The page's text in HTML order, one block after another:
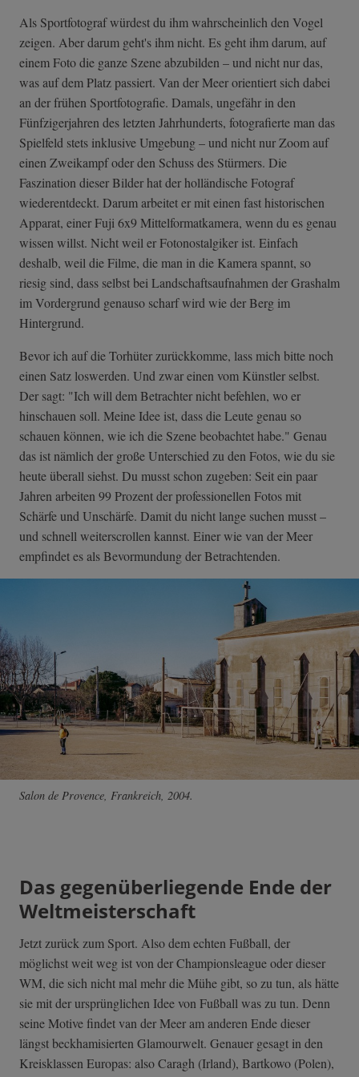
Als Sportfotograf würdest du ihm wahrscheinlich den Vogel
zeigen. Aber darum geht's ihm nicht. Es geht ihm darum, auf
einem Foto die ganze Szene abzubilden – und nicht nur das,
was auf dem Platz passiert. Van der Meer orientiert sich dabei
an der frühen Sportfotografie. Damals, ungefähr in den
Fünfzigerjahren des letzten Jahrhunderts, fotografierte man das
Spielfeld stets inklusive Umgebung – und nicht nur Zoom auf
einen Zweikampf oder den Schuss des Stürmers. Die
Faszination dieser Bilder hat der holländische Fotograf
wiederentdeckt. Darum arbeitet er mit einen fast historischen
Apparat, einer Fuji 6x9 Mittelformatkamera, wenn du es genau
wissen willst. Nicht weil er Fotonostalgiker ist. Einfach
deshalb, weil die Filme, die man in die Kamera spannt, so
riesig sind, dass selbst bei Landschaftsaufnahmen der Grashalm
im Vordergrund genauso scharf wird wie der Berg im
Hintergrund.
Bevor ich auf die Torhüter zurückkomme, lass mich bitte noch
einen Satz loswerden. Und zwar einen vom Künstler selbst.
Der sagt: "Ich will dem Betrachter nicht befehlen, wo er
hinschauen soll. Meine Idee ist, dass die Leute genau so
schauen können, wie ich die Szene beobachtet habe." Genau
das ist nämlich der große Unterschied zu den Fotos, wie du sie
heute überall siehst. Du musst schon zugeben: Seit ein paar
Jahren arbeiten 99 Prozent der professionellen Fotos mit
Schärfe und Unschärfe. Damit du nicht lange suchen musst –
und schnell weiterscrollen kannst. Einer wie van der Meer
empfindet es als Bevormundung der Betrachtenden.
Salon de Provence, Frankreich, 2004.
Das gegenüberliegende Ende der
Weltmeisterschaft
Jetzt zurück zum Sport. Also dem echten Fußball, der
möglichst weit weg ist von der Championsleague oder dieser
WM, die sich nicht mal mehr die Mühe gibt, so zu tun, als hätte
sie mit der ursprünglichen Idee von Fußball was zu tun. Denn
seine Motive findet van der Meer am anderen Ende dieser
längst beckhamisierten Glamourwelt. Genauer gesagt in den
Kreisklassen Europas: also Caragh (Irland), Bartkowo (Polen),